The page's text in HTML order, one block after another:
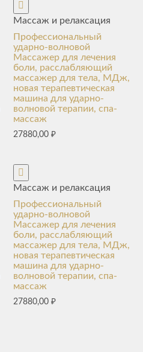
Массаж и релаксация
Профессиональный
ударно-волновой
Массажер для лечения
боли, расслабляющий
массажер для тела, МДж,
новая терапевтическая
машина для ударно-
волновой терапии, спа-
массаж
27880,00₽
Массаж и релаксация
Профессиональный
ударно-волновой
Массажер для лечения
боли, расслабляющий
массажер для тела, МДж,
новая терапевтическая
машина для ударно-
волновой терапии, спа-
массаж
27880,00₽